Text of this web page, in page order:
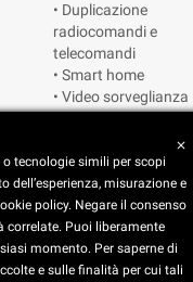
• Duplicazione
radiocomandi e
telecomandi
• Smart home
• Video sorveglianza
Torino
close
tecnologie simili per scopi
dell’esperienza, misurazione e
policy. Negare il consenso
correlate. Puoi liberamente
momento. Per saperne di
e sulle finalità per cui tali